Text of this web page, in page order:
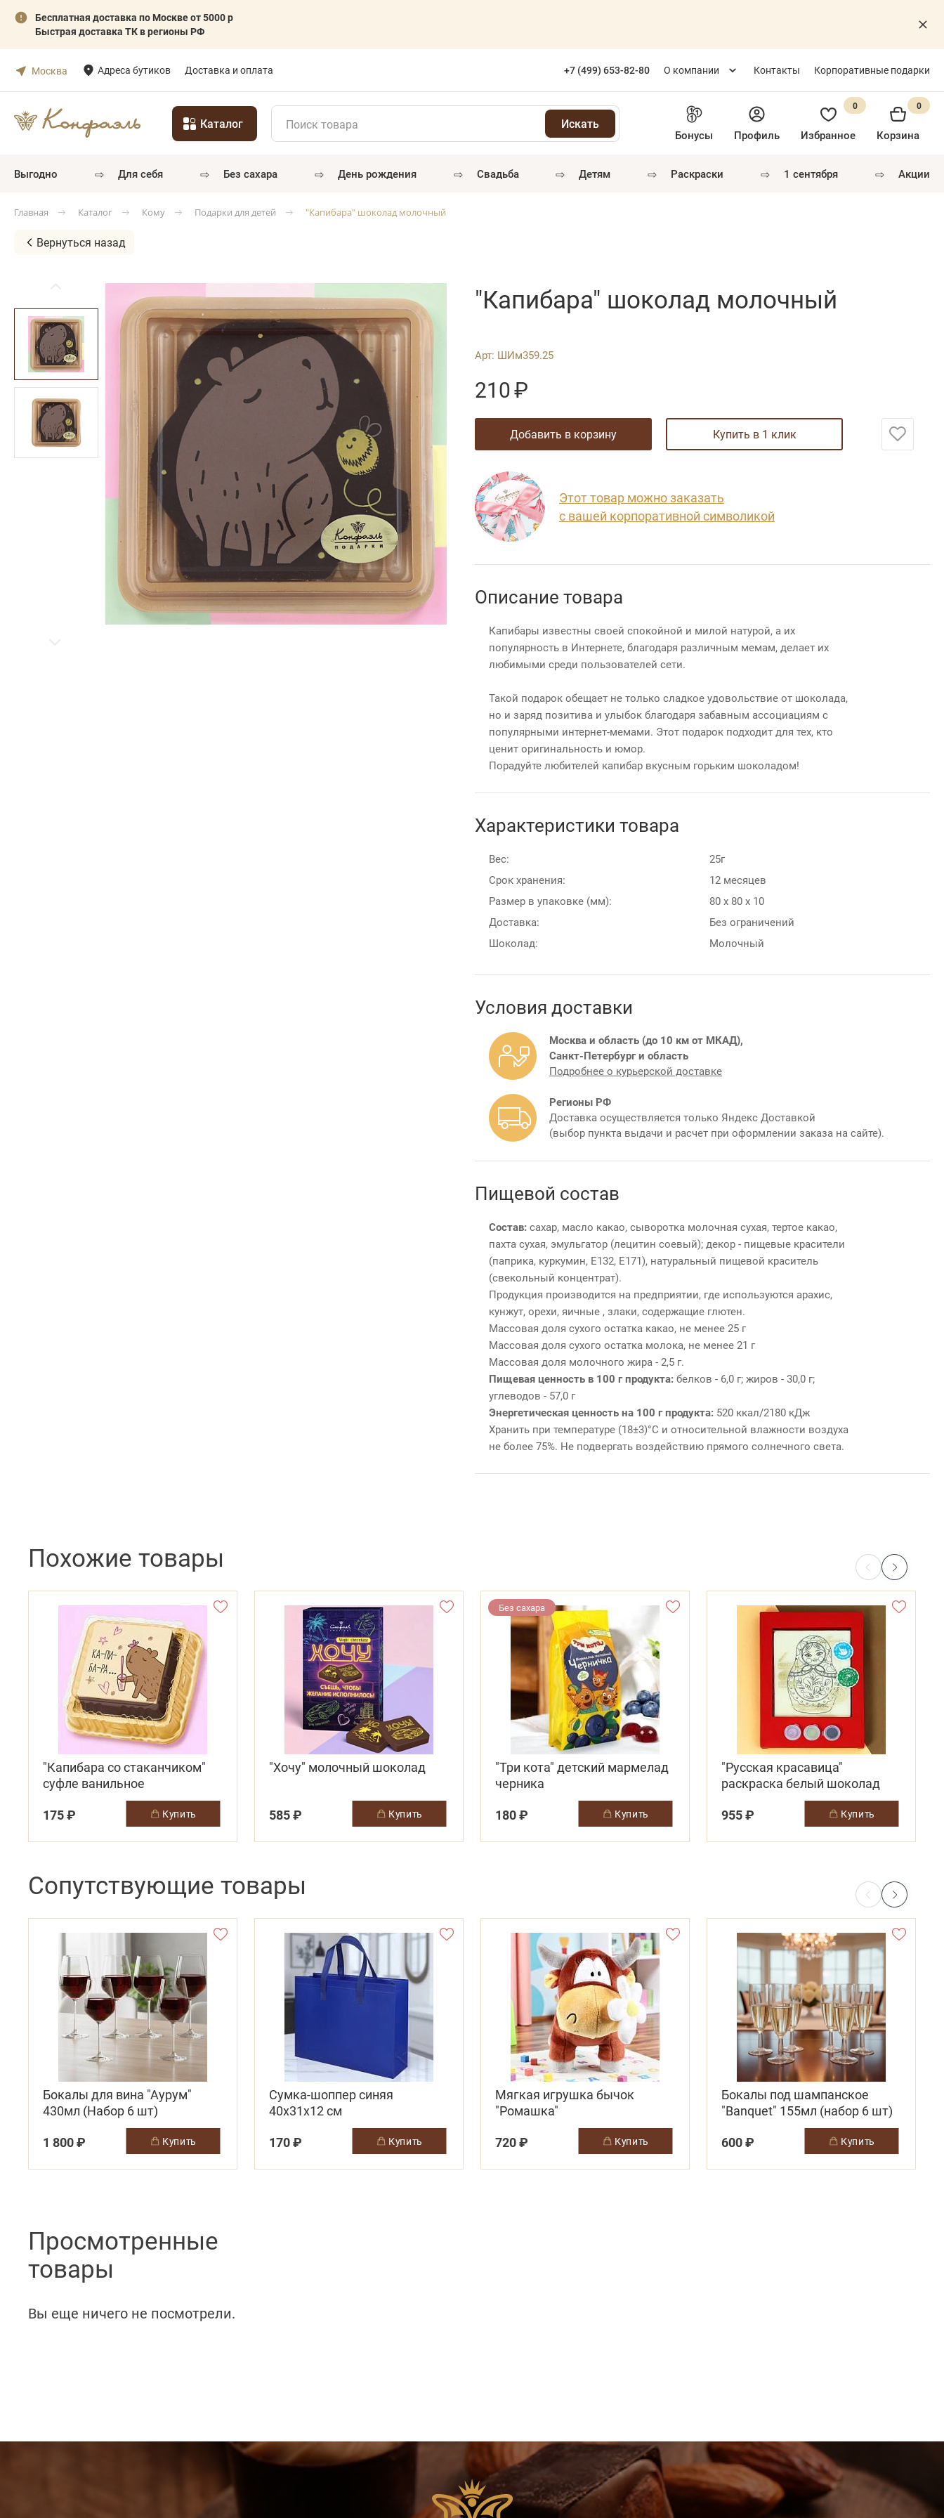
Бесплатная доставка по Москве от 5000 р
Быстрая доставка ТК в регионы РФ
Москва Адреса бутиков Доставка и оплата +7 (499) 653-82-80 О компании Контакты Корпоративные подарки
Каталог
Бонусы Профиль Избранное
0
Корзина
0
выгодно ⇨ для себя ⇨ без сахара ⇨ день рождения ⇨ свадьба ⇨ детям ⇨ раскраски ⇨ 1 сентября ⇨ акции
Главная Каталог Кому Подарки для детей "Капибара" шоколад молочный
Вернуться назад
"Капибара" шоколад молочный
Арт: ШИм359.25
210₽
добавить в корзину купить в 1 клик
Этот товар можно заказать
с вашей корпоративной символикой
Описание товара
Капибары известны своей спокойной и милой натурой, а их
популярность в Интернете, благодаря различным мемам, делает их
любимыми среди пользователей сети.
Такой подарок обещает не только сладкое удовольствие от шоколада,
но и заряд позитива и улыбок благодаря забавным ассоциациям с
популярными интернет-мемами. Этот подарок подходит для тех, кто
ценит оригинальность и юмор.
Порадуйте любителей капибар вкусным горьким шоколадом!
Характеристики товара
Вес:
25г
Срок хранения:
12 месяцев
Размер в упаковке (мм):
80 х 80 х 10
Доставка:
Без ограничений
Шоколад:
Молочный
Условия доставки
Москва и область (до 10 км от МКАД),
Санкт-Петербург и область
Подробнее о курьерской доставке
Регионы РФ
Доставка осуществляется только Яндекс Доставкой
(выбор пункта выдачи и расчет при оформлении заказа на сайте).
Пищевой состав
Состав: сахар, масло какао, сыворотка молочная сухая, тертое какао,
пахта сухая, эмульгатор (лецитин соевый); декор - пищевые красители
(паприка, куркумин, Е132, Е171), натуральный пищевой краситель
(свекольный концентрат).
Продукция производится на предприятии, где используются арахис,
кунжут, орехи, яичные , злаки, содержащие глютен.
Массовая доля сухого остатка какао, не менее 25 г
Массовая доля сухого остатка молока, не менее 21 г
Массовая доля молочного жира - 2,5 г.
Пищевая ценность в 100 г продукта: белков - 6,0 г; жиров - 30,0 г;
углеводов - 57,0 г
Энергетическая ценность на 100 г продукта: 520 ккал/2180 кДж
Хранить при температуре (18±3)°С и относительной влажности воздуха
не более 75%. Не подвергать воздействию прямого солнечного света.
Похожие товары
"Капибара со стаканчиком"
суфле ванильное
175 ₽
купить
"Хочу" молочный шоколад
585 ₽ купить
Без сахара
"Три кота" детский мармелад
черника
180 ₽
купить
"Русская красавица"
раскраска белый шоколад
955 ₽
купить
Сопутствующие товары
Бокалы для вина "Аурум"
430мл (Набор 6 шт)
1 800 ₽
купить
Сумка-шоппер синяя
40х31х12 см
170 ₽
купить
Мягкая игрушка бычок
"Ромашка"
720 ₽
купить
Бокалы под шампанское
"Banquet" 155мл (набор 6 шт)
600 ₽
купить
Просмотренные
товары
Вы еще ничего не посмотрели.